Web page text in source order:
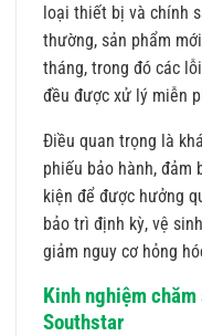
loại thiết bị và chính
thường, sản phẩm
tháng, trong đó các
đều được xử lý miễn
Điều quan trọng là
phiếu bảo hành, đảm
kiện để được hưởng
bảo trì định kỳ, vệ
giảm nguy cơ hỏng
Kinh nghiệm
Southstar